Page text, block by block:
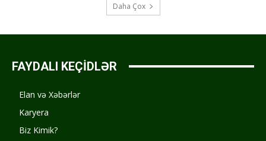
Daha Çox
FAYDALI KEÇİDLƏR
Elan və Xəbərlər
Karyera
Biz Kimik?